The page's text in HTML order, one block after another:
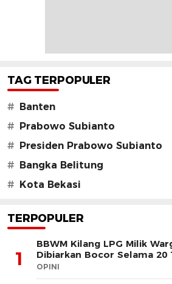
TAG TERPOPULER
# Banten
# Prabowo Subianto
# Presiden Prabowo Subianto
# Bangka Belitung
# Kota Bekasi
TERPOPULER
1
BBWM Kilang LPG Milik
Dibiarkan Bocor Selama 20
OPINI